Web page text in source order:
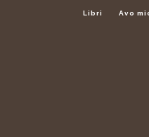
Libri
Avo